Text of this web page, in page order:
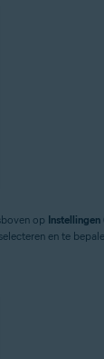
op Instellingen
en te